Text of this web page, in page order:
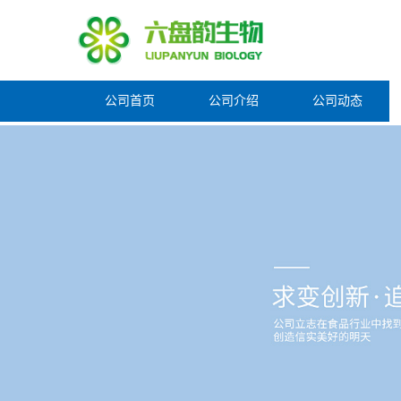
公司首页 公司介绍 公司动态